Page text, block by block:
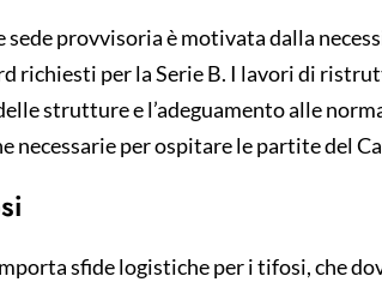
sede provvisoria è motivata dalla
richiesti per la Serie B. I lavori di
strutture e l’adeguamento alle
necessarie per ospitare le partite del
sfide logistiche per i tifosi, che